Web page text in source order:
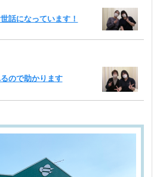
話になっています！
ので助かります